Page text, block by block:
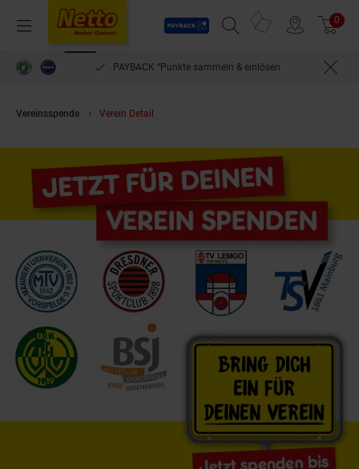
Menü
Payback
Suchfeld einblenden
Prospekte 0
PAYBACK °Punkte sammeln & einlösen
Vereinsspende Verein Detail